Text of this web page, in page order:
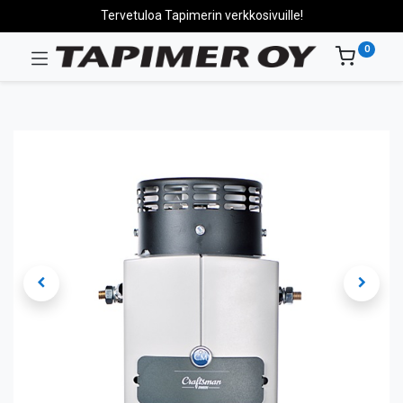
Tervetuloa Tapimerin verkkosivuille!
0